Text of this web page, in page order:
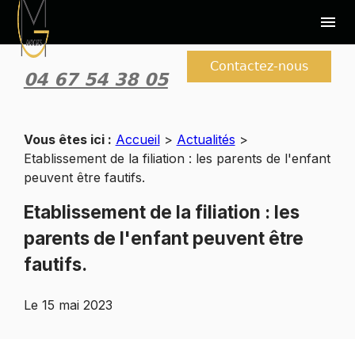
menu
04 67 54 38 05
Contactez-nous
Vous êtes ici : Accueil> Actualités >
Etablissement de la filiation : les parents de l'enfant
peuvent être fautifs.
Etablissement de la filiation : les
parents de l'enfant peuvent être
fautifs.
Le 15 mai 2023
Panneau de gestion des cookies